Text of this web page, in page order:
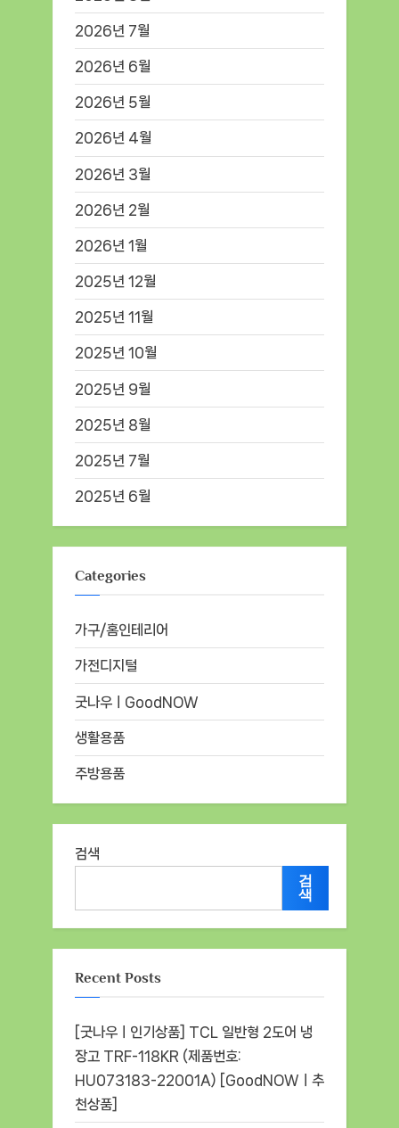
2026년 7월
2026년 6월
2026년 5월
2026년 4월
2026년 3월
2026년 2월
2026년 1월
2025년 12월
2025년 11월
2025년 10월
2025년 9월
2025년 8월
2025년 7월
2025년 6월
Categories
가구/홈인테리어
가전디지털
굿나우ㅣGoodNOW
생활용품
주방용품
검색
검
색
Recent Posts
[굿나우ㅣ인기상품] TCL 일반형 2도어 냉
장고 TRF-118KR (제품번호:
HU073183-22001A) [GoodNOWㅣ추
천상품]